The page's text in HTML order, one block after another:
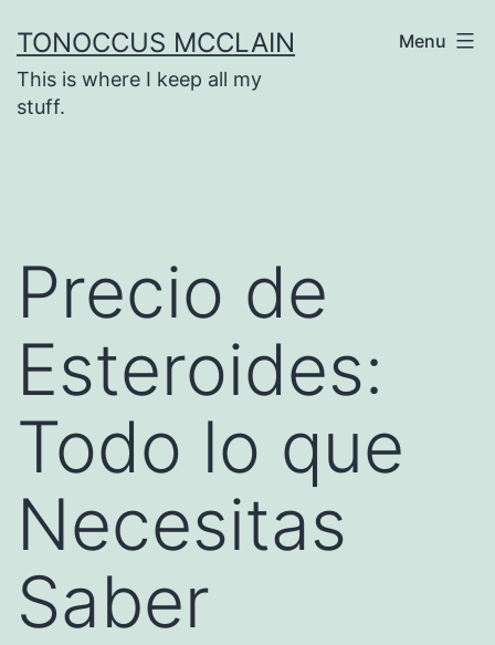
to
content
TONOCCUS MCCLAIN
This is where I keep all my
stuff.
Menu
Precio de
Esteroides:
Todo lo que
Necesitas
Saber